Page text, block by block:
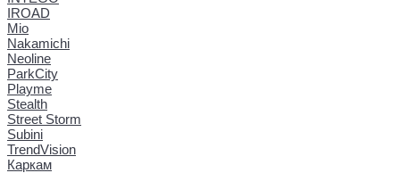
IROAD
Mio
Nakamichi
Neoline
ParkCity
Playme
Stealth
Street Storm
Subini
TrendVision
Каркам